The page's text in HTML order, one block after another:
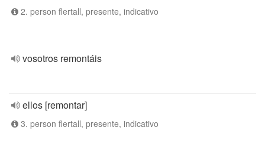
2. person flertall, presente, indicativo
vosotros remontáis
ellos [remontar]
3. person flertall, presente, indicativo